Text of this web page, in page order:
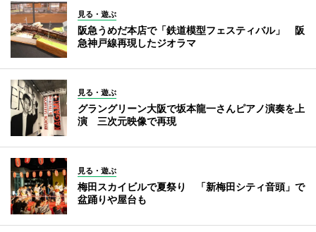
見る・遊ぶ
阪急うめだ本店で「鉄道模型フェスティバル」 阪
急神戸線再現したジオラマ
見る・遊ぶ
グラングリーン大阪で坂本龍一さんピアノ演奏を上
演 三次元映像で再現
見る・遊ぶ
梅田スカイビルで夏祭り 「新梅田シティ音頭」で
盆踊りや屋台も